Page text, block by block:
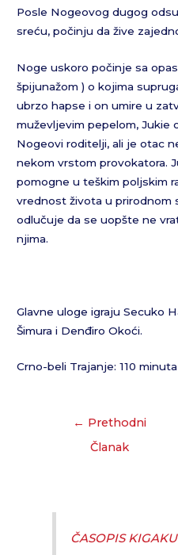
Posle Nogeovog dugog
sreću, počinju da žive
Noge uskoro počinje sa
špijunažom ) o kojima
ubrzo hapse i on umire u
muževljevim pepelom, Jukie
Nogeovi roditelji, ali je otac
nekom vrstom provokatora.
pomogne u teškim poljskim
vrednost života u prirodnom
odlučuje da se uopšte ne
njima.
Glavne uloge igraju Secuko
Šimura i Denđiro Okoći.
Crno-beli Trajanje: 110 minuta
← Prethodni
Članak
ČASOPIS